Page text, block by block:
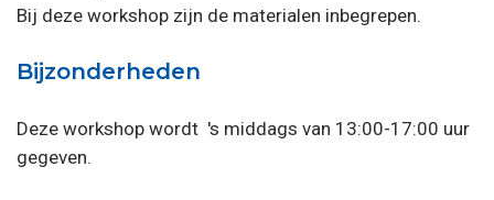
Bij deze workshop zijn de materialen inbegrepen.
Bijzonderheden
Deze workshop wordt 's middags van 13:00-17:00 uur
gegeven.